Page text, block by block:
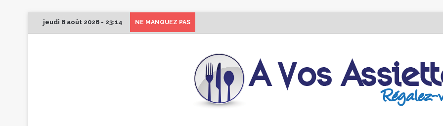
jeudi 6 août 2026 - 23:14 NE MANQUEZ PAS